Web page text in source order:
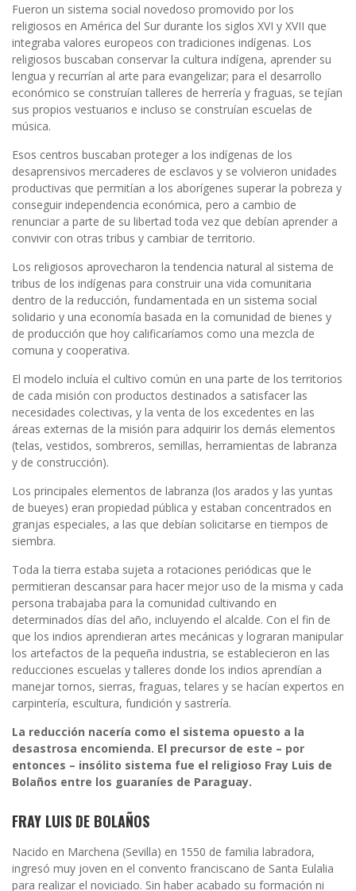
Fueron un sistema social novedoso promovido por los
religiosos en América del Sur durante los siglos XVI y XVII que
integraba valores europeos con tradiciones indígenas. Los
religiosos buscaban conservar la cultura indígena, aprender su
lengua y recurrían al arte para evangelizar; para el desarrollo
económico se construían talleres de herrería y fraguas, se tejían
sus propios vestuarios e incluso se construían escuelas de
música.
Esos centros buscaban proteger a los indígenas de los
desaprensivos mercaderes de esclavos y se volvieron unidades
productivas que permitían a los aborígenes superar la pobreza y
conseguir independencia económica, pero a cambio de
renunciar a parte de su libertad toda vez que debían aprender a
convivir con otras tribus y cambiar de territorio.
Los religiosos aprovecharon la tendencia natural al sistema de
tribus de los indígenas para construir una vida comunitaria
dentro de la reducción, fundamentada en un sistema social
solidario y una economía basada en la comunidad de bienes y
de producción que hoy calificaríamos como una mezcla de
comuna y cooperativa.
El modelo incluía el cultivo común en una parte de los territorios
de cada misión con productos destinados a satisfacer las
necesidades colectivas, y la venta de los excedentes en las
áreas externas de la misión para adquirir los demás elementos
(telas, vestidos, sombreros, semillas, herramientas de labranza
y de construcción).
Los principales elementos de labranza (los arados y las yuntas
de bueyes) eran propiedad pública y estaban concentrados en
granjas especiales, a las que debían solicitarse en tiempos de
siembra.
Toda la tierra estaba sujeta a rotaciones periódicas que le
permitieran descansar para hacer mejor uso de la misma y cada
persona trabajaba para la comunidad cultivando en
determinados días del año, incluyendo el alcalde. Con el fin de
que los indios aprendieran artes mecánicas y lograran manipular
los artefactos de la pequeña industria, se establecieron en las
reducciones escuelas y talleres donde los indios aprendían a
manejar tornos, sierras, fraguas, telares y se hacían expertos en
carpintería, escultura, fundición y sastrería.
La reducción nacería como el sistema opuesto a la
desastrosa encomienda. El precursor de este – por
entonces – insólito sistema fue el religioso Fray Luis de
Bolaños entre los guaraníes de Paraguay.
FRAY LUIS DE BOLAÑOS
Nacido en Marchena (Sevilla) en 1550 de familia labradora,
ingresó muy joven en el convento franciscano de Santa Eulalia
para realizar el noviciado. Sin haber acabado su formación ni